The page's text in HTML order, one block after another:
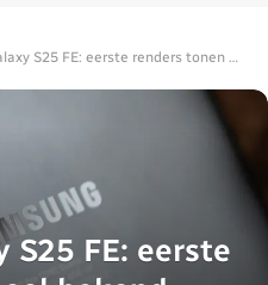
FE: eerste renders tonen heel bekend ontwerp
S25 FE: eerste